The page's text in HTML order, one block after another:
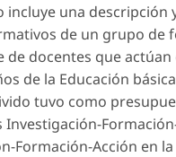
incluye una descripción
de un grupo de
de docentes que actúan
de la Educación
tuvo como
Investigación-
Formación-Acción en